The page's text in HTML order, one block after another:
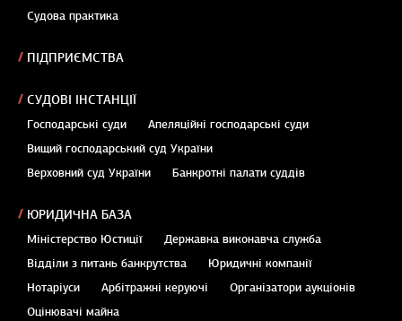
Судова практика
ПІДПРИЄМСТВА
СУДОВІ ІНСТАНЦІЇ
Господарські суди
Апеляційні господарські суди
Вищий господарський суд України
Верховний суд України
Банкротні палати суддів
ЮРИДИЧНА БАЗА
Міністерство Юстиції
Державна виконавча служба
Відділи з питань банкрутства
Юридичні компанії
Нотаріуси
Арбітражні керуючі
Організатори аукціонів
Оцінювачі майна